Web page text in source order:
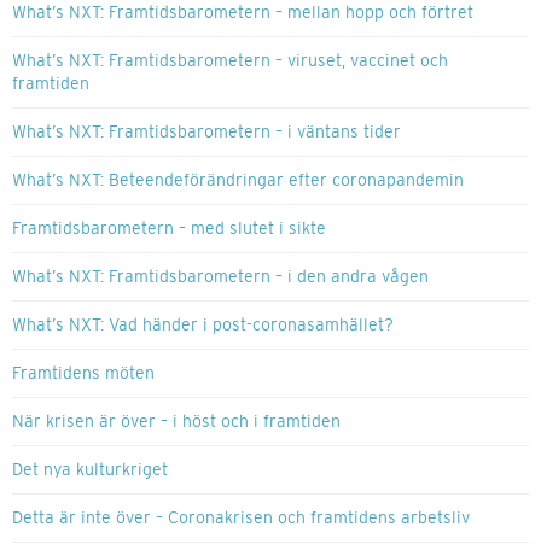
What’s NXT: Framtidsbarometern – mellan hopp och förtret
What’s NXT: Framtidsbarometern – viruset, vaccinet och
framtiden
What’s NXT: Framtidsbarometern – i väntans tider
What’s NXT: Beteendeförändringar efter coronapandemin
Framtidsbarometern – med slutet i sikte
What’s NXT: Framtidsbarometern – i den andra vågen
What’s NXT: Vad händer i post-coronasamhället?
Framtidens möten
När krisen är över – i höst och i framtiden
Det nya kulturkriget
Detta är inte över – Coronakrisen och framtidens arbetsliv